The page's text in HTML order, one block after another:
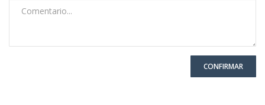
CONFIRMAR